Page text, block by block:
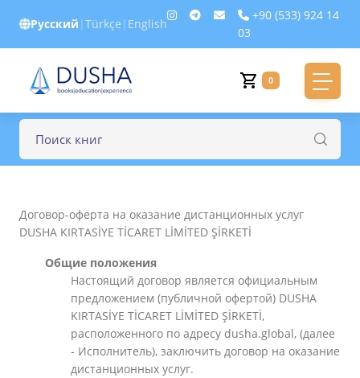
Русский | Türkçe | English
+90 (533) 924 14
03
0
Договор-оферта на оказание дистанционных услуг
DUSHA KIRTASİYE TİCARET LİMİTED ŞİRKETİ
Общие положения
Настоящий договор является официальным
предложением (публичной офертой) DUSHA
KIRTASİYE TİCARET LİMİTED ŞİRKETİ,
расположенного по адресу dusha.global, (далее
- Исполнитель), заключить договор на оказание
дистанционных услуг.